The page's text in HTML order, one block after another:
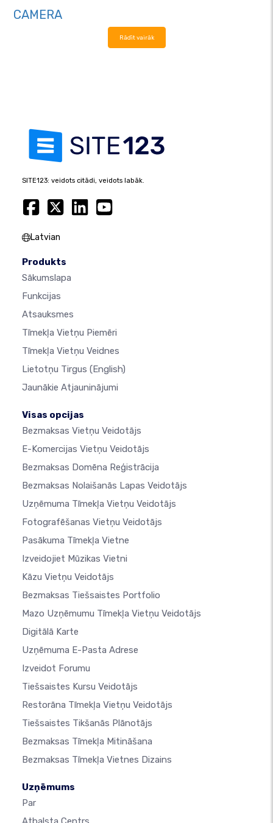
CAMERA
Rādīt vairāk
SITE123: veidots citādi, veidots labāk.
Latvian
Produkts
Sākumslapa
Funkcijas
Atsauksmes
Tīmekļa Vietņu Piemēri
Tīmekļa Vietņu Veidnes
Lietotņu Tirgus (English)
Jaunākie Atjauninājumi
Visas opcijas
Bezmaksas Vietņu Veidotājs
E-Komercijas Vietņu Veidotājs
Bezmaksas Domēna Reģistrācija
Bezmaksas Nolaišanās Lapas Veidotājs
Uzņēmuma Tīmekļa Vietņu Veidotājs
Fotografēšanas Vietņu Veidotājs
Pasākuma Tīmekļa Vietne
Izveidojiet Mūzikas Vietni
Kāzu Vietņu Veidotājs
Bezmaksas Tiešsaistes Portfolio
Mazo Uzņēmumu Tīmekļa Vietņu Veidotājs
Digitālā Karte
Uzņēmuma E-Pasta Adrese
Izveidot Forumu
Tiešsaistes Kursu Veidotājs
Restorāna Tīmekļa Vietņu Veidotājs
Tiešsaistes Tikšanās Plānotājs
Bezmaksas Tīmekļa Mitināšana
Bezmaksas Tīmekļa Vietnes Dizains
Uzņēmums
Par